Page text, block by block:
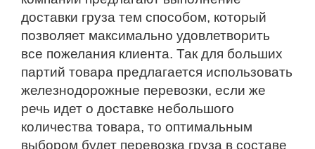
доставки груза тем способом, который
позволяет максимально удовлетворить
все пожелания клиента. Так для больших
партий товара предлагается использовать
железнодорожные перевозки, если же
речь идет о доставке небольшого
количества товара, то оптимальным
выбором будет перевозка груза в составе